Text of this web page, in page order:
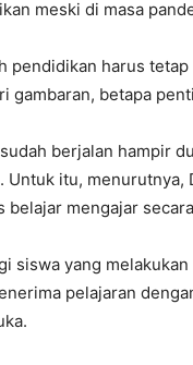
meski di masa
pendidikan harus
gambaran, betapa
berjalan hampir
Untuk itu,
mengajar
siswa yang
pelajaran